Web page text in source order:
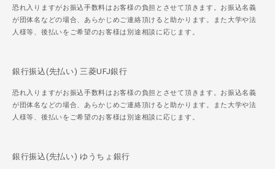
恐れ入りますがお振込手数料はお客様の負担とさせて頂きます。お振込名義
が団体名などの場合、あらかじめご連絡頂けると助かります。また大学や法
人様等、後払いをご希望のお客様は別途相談に応じます。
銀行振込(先払い) 三菱UFJ銀行
恐れ入りますがお振込手数料はお客様の負担とさせて頂きます。お振込名義
が団体名などの場合、あらかじめご連絡頂けると助かります。また大学や法
人様等、後払いをご希望のお客様は別途相談に応じます。
銀行振込(先払い) ゆうちょ銀行